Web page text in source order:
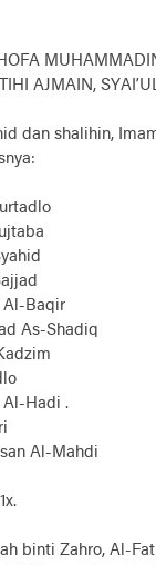
AJMAIN,
dan shalihin,
Al-Baqir
As-Shadiq
Al-Hadi .
Al-Mahdi
binti Zahro, Al-